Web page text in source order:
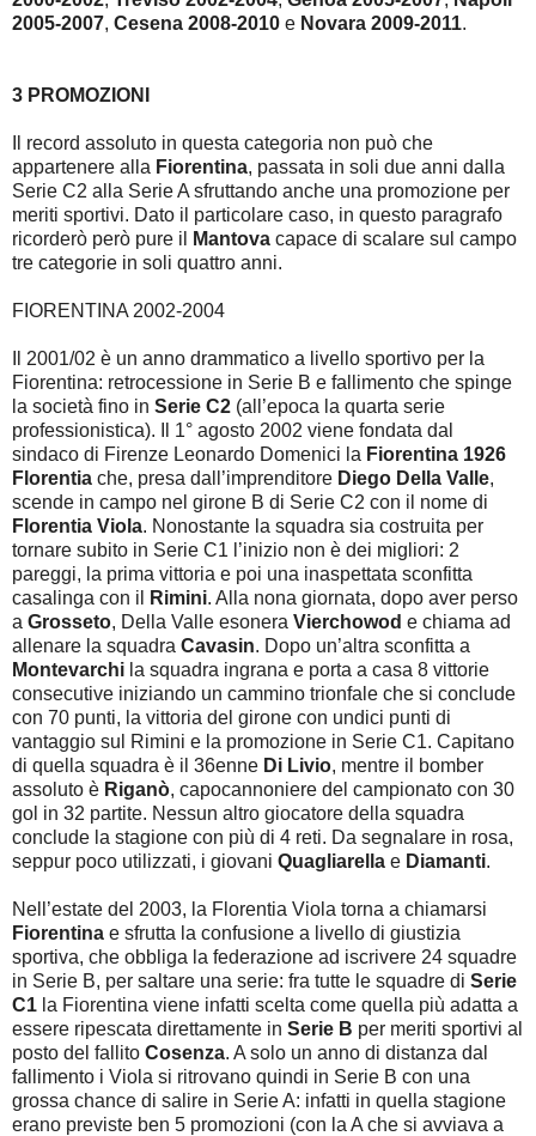
2005-2007, Cesena 2008-2010 e Novara 2009-2011.
3 PROMOZIONI
Il record assoluto in questa categoria non può che
appartenere alla Fiorentina, passata in soli due anni dalla
Serie C2 alla Serie A sfruttando anche una promozione per
meriti sportivi. Dato il particolare caso, in questo paragrafo
ricorderò però pure il
Mantova capace di scalare sul campo
tre categorie in soli quattro anni.
FIORENTINA 2002-2004
Il 2001/02 è un anno drammatico a livello sportivo per la
Fiorentina: retrocessione in Serie B e fallimento che spinge
la società fino in Serie C2 (all’epoca la quarta serie
professionistica). Il 1° agosto 2002 viene fondata dal
sindaco di Firenze Leonardo Domenici la Fiorentina 1926
Florentia che, presa dall’imprenditore Diego Della Valle,
scende in campo nel girone B di Serie C2 con il nome di
Florentia Viola. Nonostante la squadra sia costruita per
tornare subito in Serie C1 l’inizio non è dei migliori: 2
pareggi, la prima vittoria e poi una inaspettata sconfitta
casalinga con il
Rimini. Alla nona giornata, dopo aver perso
a Grosseto, Della Valle esonera Vierchowod e chiama ad
allenare la squadra Cavasin. Dopo un’altra sconfitta a
Montevarchi la squadra ingrana e porta a casa 8 vittorie
consecutive iniziando un cammino trionfale che si conclude
con 70 punti, la vittoria del girone con undici punti di
vantaggio sul Rimini e la promozione in Serie C1. Capitano
di quella squadra è il 36enne Di Livio, mentre il bomber
assoluto è Riganò, capocannoniere del campionato con 30
gol in 32 partite. Nessun altro giocatore della squadra
conclude la stagione con più di 4 reti. Da segnalare in rosa,
seppur poco utilizzati, i giovani Quagliarella e Diamanti.
Nell’estate del 2003, la Florentia Viola torna a chiamarsi
Fiorentina e sfrutta la confusione a livello di giustizia
sportiva, che obbliga la federazione ad iscrivere 24 squadre
in Serie B, per saltare una serie: fra tutte le squadre di Serie
C1 la Fiorentina viene infatti scelta come quella più adatta a
essere ripescata direttamente in Serie B per meriti sportivi al
posto del fallito Cosenza. A solo un anno di distanza dal
fallimento i Viola si ritrovano quindi in Serie B con una
grossa chance di salire in Serie A: infatti in quella stagione
erano previste ben 5 promozioni (con la A che si avviava a